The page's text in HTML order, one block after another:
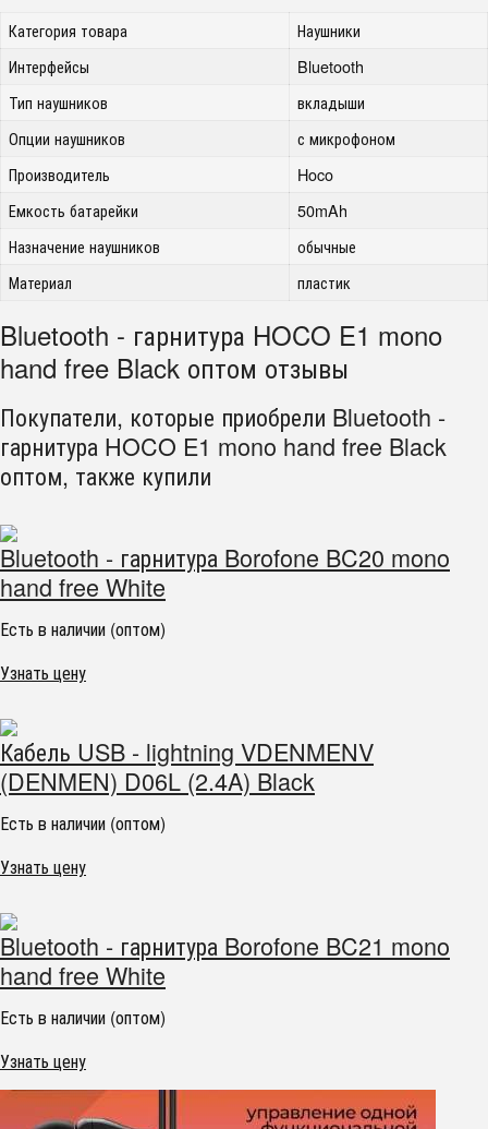
Категория товара
Наушники
Интерфейсы
Bluetooth
Тип наушников
вкладыши
Опции наушников
с микрофоном
Производитель
Hoco
Емкость батарейки
50mAh
Назначение наушников
обычные
Материал
пластик
Bluetooth - гарнитура HOCO E1 mono
hand free Black оптом отзывы
Покупатели, которые приобрели Bluetooth -
гарнитура HOCO E1 mono hand free Black
оптом, также купили
Bluetooth - гарнитура Borofone BC20 mono
hand free White
Есть в наличии (оптом)
Узнать цену
Кабель USB - lightning VDENMENV
(DENMEN) D06L (2.4A) Black
Есть в наличии (оптом)
Узнать цену
Bluetooth - гарнитура Borofone BC21 mono
hand free White
Есть в наличии (оптом)
Узнать цену